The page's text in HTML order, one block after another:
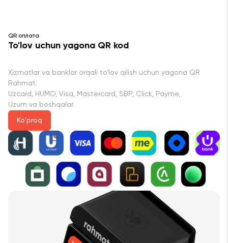
QR оплата
To'lov uchun yagona QR kod
Xizmatlar va banklar orqali to‘lov qilish uchun yagona QR
Rahmat:
Uzcard, HUMO, Visa, Mastercard, SBP, Click, Payme,
Uzum va boshqalar.
Ko'proq